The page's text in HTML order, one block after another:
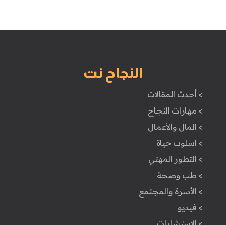
النجاح نت
> أحدث المقالات
> مهارات النجاح
> المال والأعمال
> اسلوب حياة
> التطور المهني
> طب وصحة
> الأسرة والمجتمع
> فيديو